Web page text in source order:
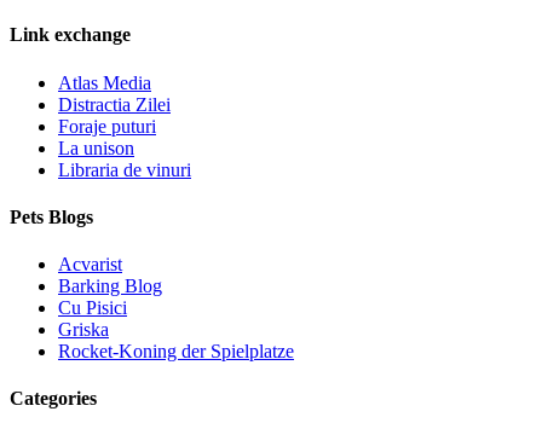
Link exchange
Atlas Media
Distractia Zilei
Foraje puturi
La unison
Libraria de vinuri
Pets Blogs
Acvarist
Barking Blog
Cu Pisici
Griska
Rocket-Koning der Spielplatze
Categories